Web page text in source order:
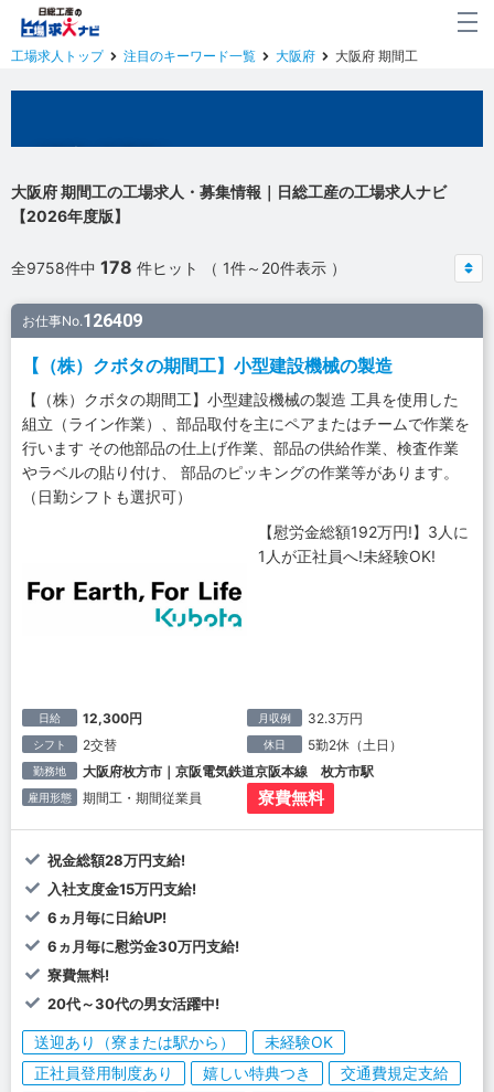
工場求人トップ 注目のキーワード一覧 大阪府 大阪府 期間工
大阪府 期間工の工場求人・募集情報｜日総工産の工場求人ナビ
【2026年度版】
全9758件中 178 件ヒット （ 1件～20件表示 ）
お仕事No.126409
【（株）クボタの期間工】小型建設機械の製造
【（株）クボタの期間工】小型建設機械の製造 工具を使用した
組立（ライン作業）、部品取付を主にペアまたはチームで作業を
行います その他部品の仕上げ作業、部品の供給作業、検査作業
やラベルの貼り付け、 部品のピッキングの作業等があります。
（日勤シフトも選択可）
【慰労金総額192万円!】3人に
1人が正社員へ!未経験OK!
日給 12,300円 月収例 32.3万円
シフト 2交替 休日 5勤2休（土日）
勤務地 大阪府枚方市｜京阪電気鉄道京阪本線 枚方市駅
雇用形態 期間工・期間従業員 寮費無料
祝金総額28万円支給!
入社支度金15万円支給!
6ヵ月毎に日給UP!
6ヵ月毎に慰労金30万円支給!
寮費無料!
20代～30代の男女活躍中!
送迎あり（寮または駅から）
未経験OK
正社員登用制度あり
嬉しい特典つき
交通費規定支給